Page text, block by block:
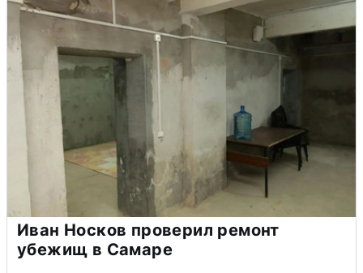
Иван Носков проверил ремонт
убежищ в Самаре